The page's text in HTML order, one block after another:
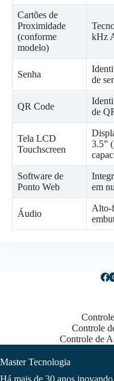
Cartões de
Proximidade
(conforme
modelo)
kHz
Senha
de
QR Code
de
Tela LCD
Touchscreen
3.5”
Software de
Ponto Web
em
Áudio
Alto-
Controle
Controle de
Master Tecnologia
Há mais de 30 anos